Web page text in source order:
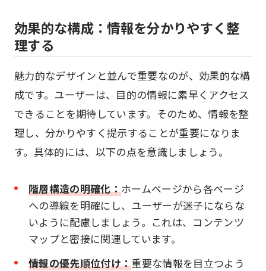
効果的な構成：情報を分かりやすく整
理する
魅力的なデザインと並んで重要なのが、効果的な構
成です。ユーザーは、目的の情報に素早くアクセス
できることを期待しています。そのため、情報を整
理し、分かりやすく提示することが重要になりま
す。具体的には、以下の点を意識しましょう。
階層構造の明確化：ホームページから各ページ
への導線を明確にし、ユーザーが迷子にならな
いように配慮しましょう。これは、コンテンツ
マップと密接に関連しています。
情報の優先順位付け：重要な情報を目立つよう